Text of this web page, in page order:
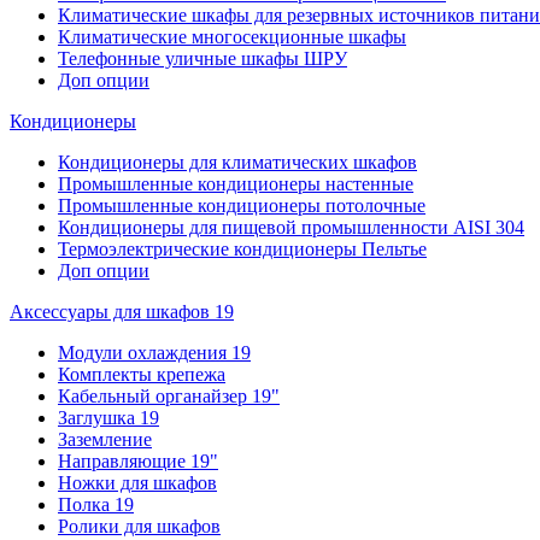
Климатические шкафы для резервных источников
Климатические многосекционные шкафы
Телефонные уличные шкафы ШРУ
Доп опции
Кондиционеры
Кондиционеры для климатических шкафов
Промышленные кондиционеры настенные
Промышленные кондиционеры потолочные
Кондиционеры для пищевой промышленности AISI 304
Термоэлектрические кондиционеры Пельтье
Доп опции
Аксессуары для шкафов 19
Модули охлаждения 19
Комплекты крепежа
Кабельный органайзер 19"
Заглушка 19
Заземление
Направляющие 19"
Ножки для шкафов
Полка 19
Ролики для шкафов